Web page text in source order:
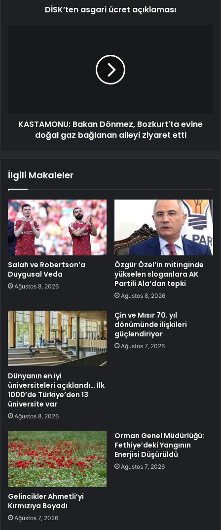
DİSK’ten asgari ücret açıklaması
KASTAMONU: Bakan Dönmez, Bozkurt'ta evine
doğal gaz bağlanan aileyi ziyaret etti
İlgili Makaleler
Salah ve Robertson’a
Duygusal Veda
Ağustos 8, 2026
Özgür Özel’in mitinginde
yükselen sloganlara AK
Partili Ala’dan tepki
Ağustos 8, 2026
Dünyanın en iyi
üniversiteleri açıklandı… İlk
1000’de Türkiye’den 13
üniversite var
Ağustos 8, 2026
Çin ve Mısır 70. yıl
dönümünde ilişkileri
güçlendiriyor
Ağustos 7, 2026
Gelincikler Ahmetli’yi
Kırmızıya Boyadı
Ağustos 7, 2026
Orman Genel Müdürlüğü:
Fethiye’deki Yangının
Enerjisi Düşürüldü
Ağustos 7, 2026